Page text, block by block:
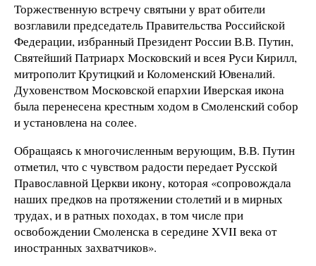
Торжественную встречу святыни у врат обители
возглавили председатель Правительства Российской
Федерации, избранный Президент России В.В. Путин,
Святейший Патриарх Московский и всея Руси Кирилл,
митрополит Крутицкий и Коломенский Ювеналий.
Духовенством Московской епархии Иверская икона
была перенесена крестным ходом в Смоленский собор
и установлена на солее.
Обращаясь к многочисленным верующим, В.В. Путин
отметил, что с чувством радости передает Русской
Православной Церкви икону, которая «сопровождала
наших предков на протяжении столетий и в мирных
трудах, и в ратных походах, в том числе при
освобождении Смоленска в середине XVII века от
иностранных захватчиков».